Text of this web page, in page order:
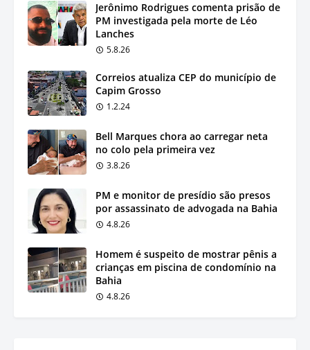
Jerônimo Rodrigues comenta prisão de
PM investigada pela morte de Léo
Lanches
5.8.26
Correios atualiza CEP do município de
Capim Grosso
1.2.24
Bell Marques chora ao carregar neta
no colo pela primeira vez
3.8.26
PM e monitor de presídio são presos
por assassinato de advogada na Bahia
4.8.26
Homem é suspeito de mostrar pênis a
crianças em piscina de condomínio na
Bahia
4.8.26